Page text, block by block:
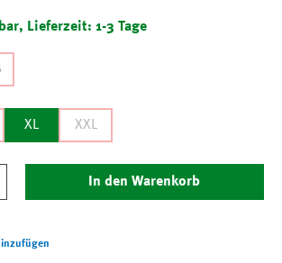
Lieferzeit: 1-3 Tage
XL XXL
Gib den gewünschten Wert
In den Warenkorb